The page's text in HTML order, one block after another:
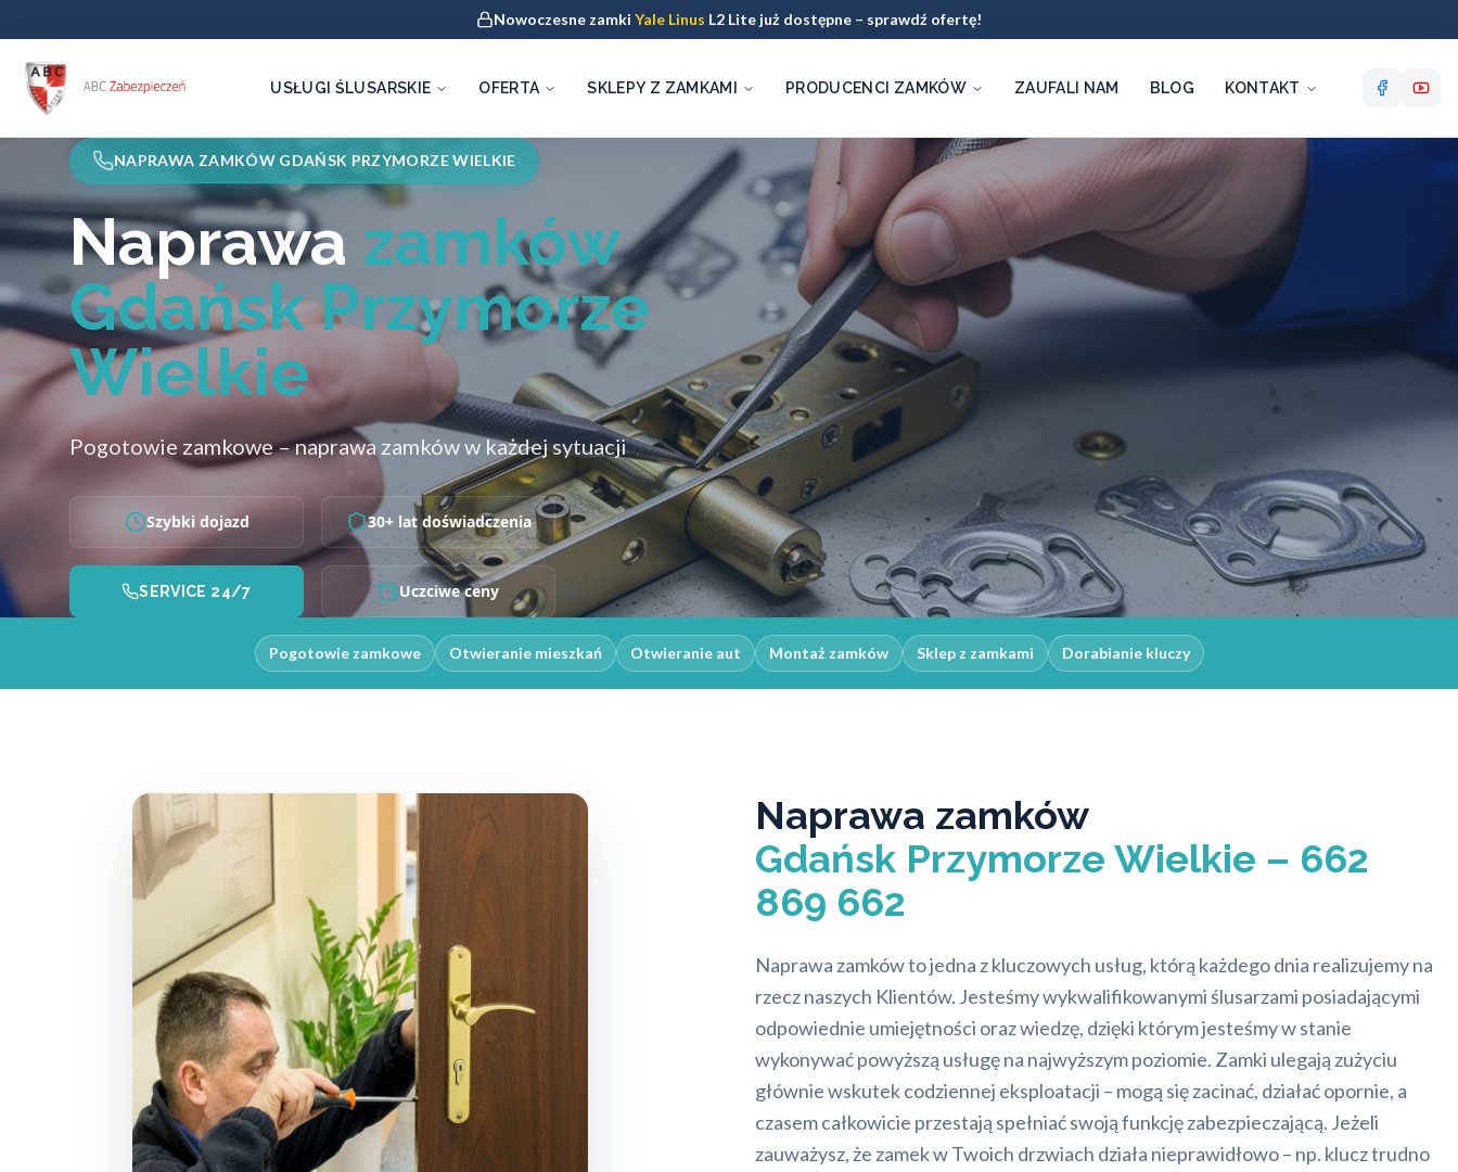
Nowoczesne zamki Yale Linus L2 Lite już dostępne – sprawdź ofertę!
USŁUGI ŚLUSARSKIE OFERTA SKLEPY Z ZAMKAMI PRODUCENCI ZAMKÓW ZAUFALI NAM BLOG KONTAKT
NAPRAWA ZAMKÓW GDAŃSK PRZYMORZE WIELKIE
Naprawa zamków
Gdańsk Przymorze
Wielkie
Pogotowie zamkowe – naprawa zamków w każdej sytuacji
Szybki dojazd 30+ lat doświadczenia
SERVICE 24/7 Uczciwe ceny
Pogotowie zamkowe Otwieranie mieszkań Otwieranie aut Montaż zamków Sklep z zamkami Dorabianie kluczy
Naprawa zamków
Gdańsk Przymorze Wielkie – 662
869 662
Naprawa zamków to jedna z kluczowych usług, którą każdego dnia realizujemy na
rzecz naszych Klientów. Jesteśmy wykwalifikowanymi ślusarzami posiadającymi
odpowiednie umiejętności oraz wiedzę, dzięki którym jesteśmy w stanie
wykonywać powyższą usługę na najwyższym poziomie. Zamki ulegają zużyciu
głównie wskutek codziennej eksploatacji – mogą się zacinać, działać opornie, a
czasem całkowicie przestają spełniać swoją funkcję zabezpieczającą. Jeżeli
zauważysz, że zamek w Twoich drzwiach działa nieprawidłowo – np. klucz trudno